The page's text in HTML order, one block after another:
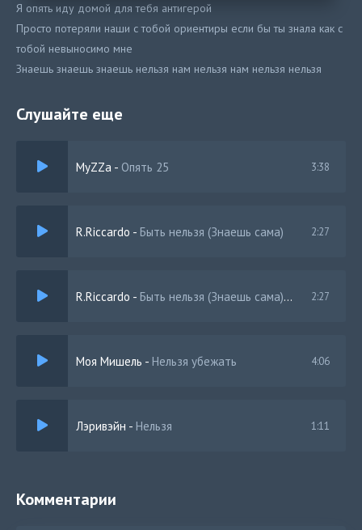
Я опять иду домой для тебя антигерой
Просто потеряли наши с тобой ориентиры если бы ты знала как с
тобой невыносимо мне
Знаешь знаешь знаешь нельзя нам нельзя нам нельзя нельзя
Слушайте еще
MyZZa - Опять 25 3:38
R.Riccardo - Быть нельзя (Знаешь сама) 2:27
R.Riccardo - Быть нельзя (Знаешь сама) (Barabanov Remix) 2:27
Моя Мишель - Нельзя убежать 4:06
Лэривэйн - Нельзя 1:11
Комментарии